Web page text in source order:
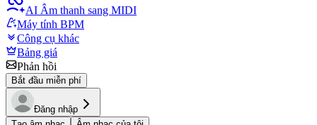
AI Âm thanh sang MIDI
Máy tính BPM
Công cụ khác
Bảng giá
Phản hồi
Bắt đầu miễn phí
Đăng nhập